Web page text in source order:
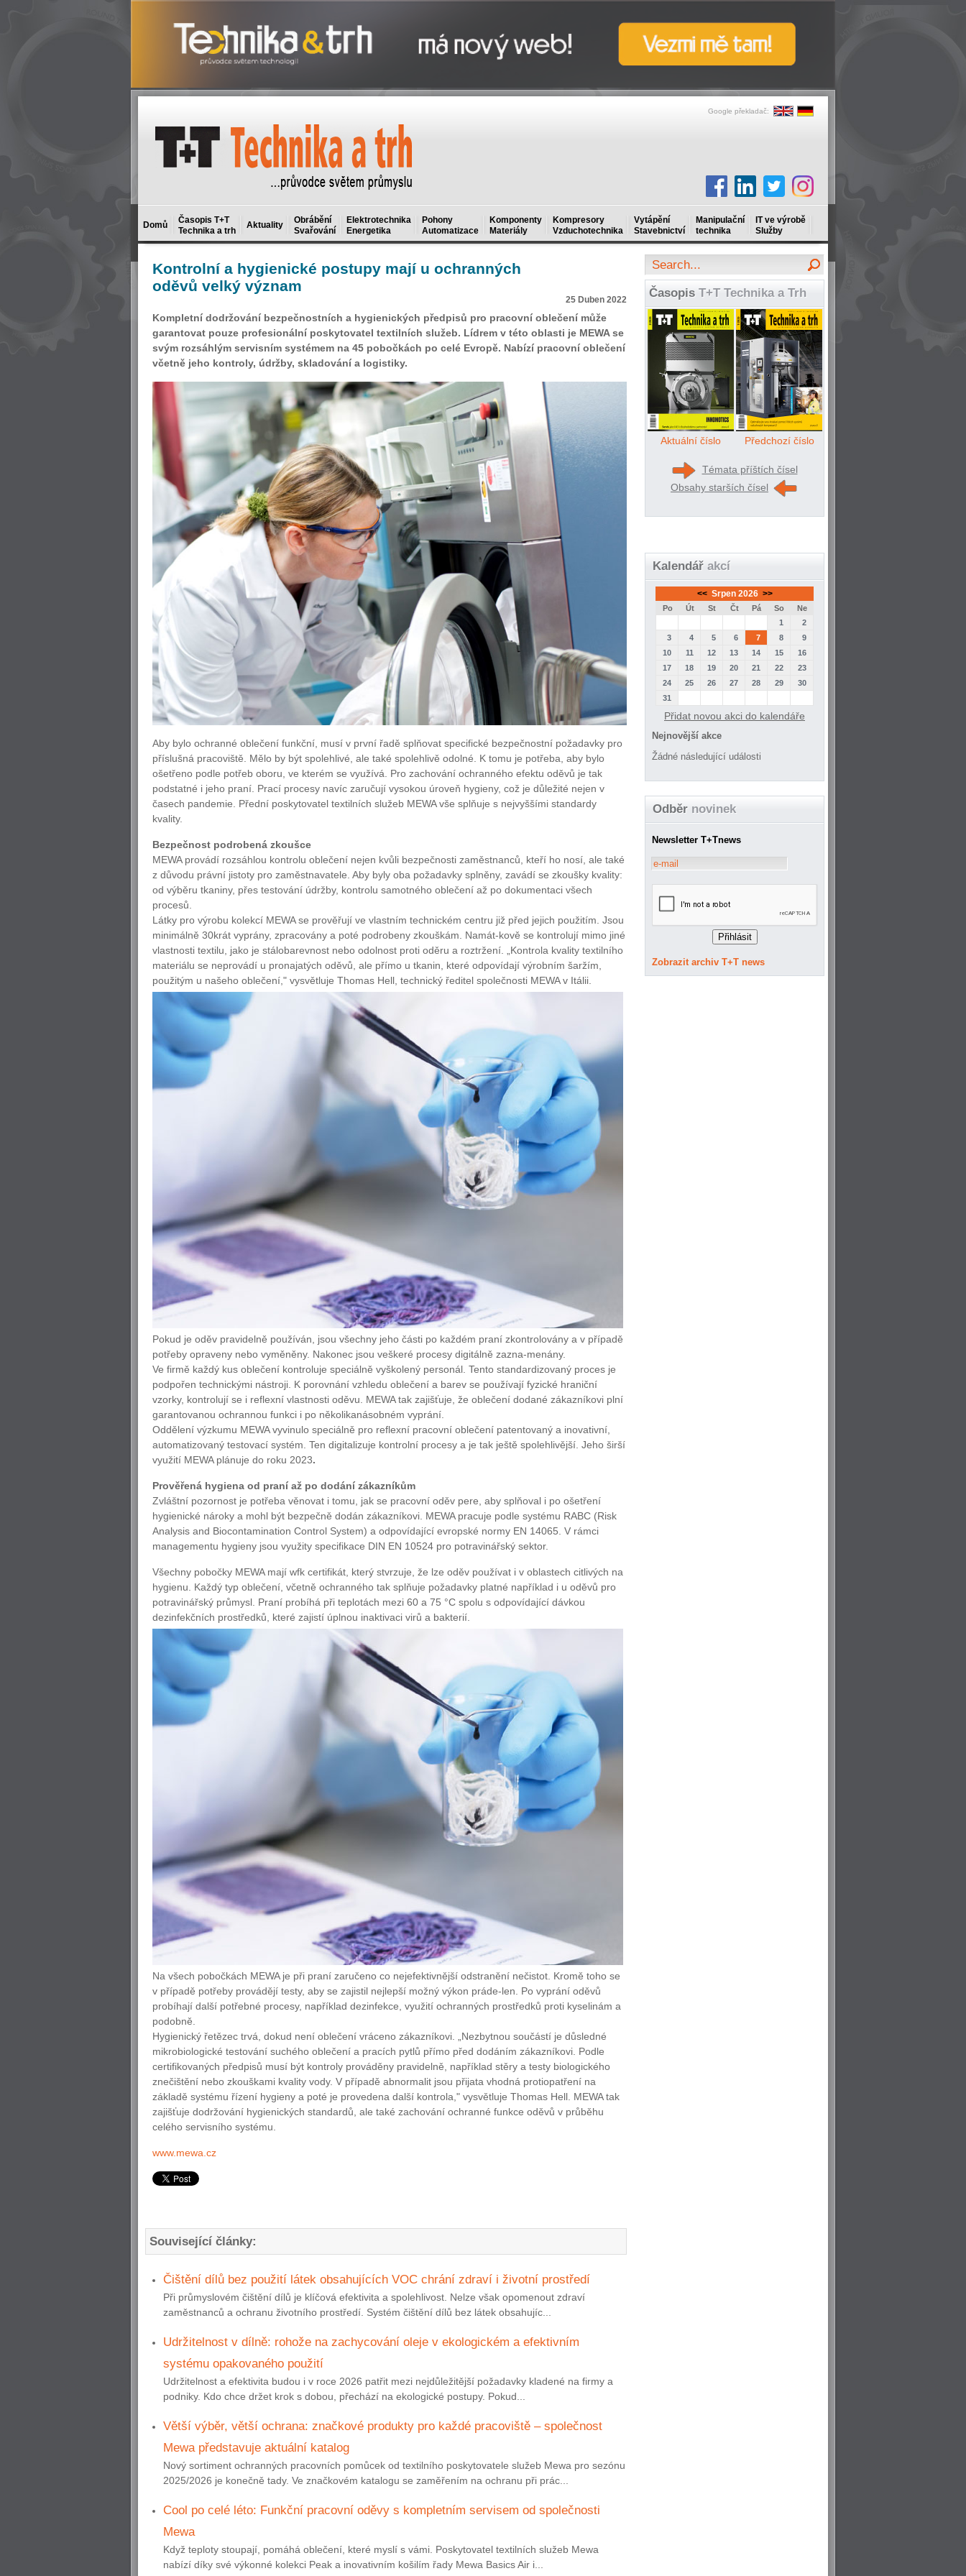
Google překladač:
Domů
Časopis T+T
Technika a trh
Aktuality
Obrábění
Svařování
Elektrotechnika
Energetika
Pohony
Automatizace
Komponenty
Materiály
Kompresory
Vzduchotechnika
Vytápění
Stavebnictví
Manipulační
technika
IT ve výrobě
Služby
Kontrolnía hygienické postupy mají u ochranných
oděvů velký význam
25 Duben 2022
Kompletní dodržování bezpečnostních a hygienických předpisů pro pracovní oblečení může
garantovat pouze profesionální poskytovatel textilních služeb. Lídrem v této oblasti je MEWA se
svým rozsáhlým servisním systémem na 45 pobočkách po celé Evropě. Nabízí pracovní oblečení
včetně jeho kontroly, údržby, skladování a logistiky.
Aby bylo ochranné oblečení funkční, musí v první řadě splňovat specifické bezpečnostní požadavky pro
příslušná pracoviště. Mělo by být spolehlivé, ale také spolehlivě odolné. K tomu je potřeba, aby bylo
ošetřeno podle potřeb oboru, ve kterém se využívá. Pro zachování ochranného efektu oděvů je tak
podstatné i jeho praní. Prací procesy navíc zaručují vysokou úroveň hygieny, což je důležité nejen v
časech pandemie. Přední poskytovatel textilních služeb MEWA vše splňuje s nejvyššími standardy
kvality.
Bezpečnost podrobená zkoušce
MEWA provádí rozsáhlou kontrolu oblečení nejen kvůli bezpečnosti zaměstnanců, kteří ho nosí, ale také
z důvodu právní jistoty pro zaměstnavatele. Aby byly oba požadavky splněny, zavádí se zkoušky kvality:
od výběru tkaniny, přes testování údržby, kontrolu samotného oblečení až po dokumentaci všech
procesů.
Látky pro výrobu kolekcí MEWA se prověřují ve vlastním technickém centru již před jejich použitím. Jsou
minimálně 30krát vyprány, zpracovány a poté podrobeny zkouškám. Namát-kově se kontrolují mimo jiné
vlastnosti textilu, jako je stálobarevnost nebo odolnost proti oděru a roztržení. „Kontrola kvality textilního
materiálu se neprovádí u pronajatých oděvů, ale přímo u tkanin, které odpovídají výrobním šaržím,
použitým u našeho oblečení," vysvětluje Thomas Hell, technický ředitel společnosti MEWA v Itálii.
Pokud je oděv pravidelně používán, jsou všechny jeho části po každém praní zkontrolovány a v případě
potřeby opraveny nebo vyměněny. Nakonec jsou veškeré procesy digitálně zazna-menány.
Ve firmě každý kus oblečení kontroluje speciálně vyškolený personál. Tento standardizovaný proces je
podpořen technickými nástroji. K porovnání vzhledu oblečení a barev se používají fyzické hraniční
vzorky, kontrolují se i reflexní vlastnosti oděvu. MEWA tak zajišťuje, že oblečení dodané zákazníkovi plní
garantovanou ochrannou funkci i po několikanásobném vyprání.
Oddělení výzkumu MEWA vyvinulo speciálně pro reflexní pracovní oblečení patentovaný a inovativní,
automatizovaný testovací systém. Ten digitalizuje kontrolní procesy a je tak ještě spolehlivější. Jeho širší
využití MEWA plánuje do roku 2023.
Prověřená hygiena od praní až po dodání zákazníkům
Zvláštní pozornost je potřeba věnovat i tomu, jak se pracovní oděv pere, aby splňoval i po ošetření
hygienické nároky a mohl být bezpečně dodán zákazníkovi. MEWA pracuje podle systému RABC (Risk
Analysis and Biocontamination Control System) a odpovídající evropské normy EN 14065. V rámci
managementu hygieny jsou využity specifikace DIN EN 10524 pro potravinářský sektor.
Všechny pobočky MEWA mají wfk certifikát, který stvrzuje, že lze oděv používat i v oblastech citlivých na
hygienu. Každý typ oblečení, včetně ochranného tak splňuje požadavky platné například i u oděvů pro
potravinářský průmysl. Praní probíhá při teplotách mezi 60 a 75 °C spolu s odpovídající dávkou
dezinfekčních prostředků, které zajistí úplnou inaktivaci virů a bakterií.
Na všech pobočkách MEWA je při praní zaručeno co nejefektivnější odstranění nečistot. Kromě toho se
v případě potřeby provádějí testy, aby se zajistil nejlepší možný výkon práde-len. Po vyprání oděvů
probíhají další potřebné procesy, například dezinfekce, využití ochranných prostředků proti kyselinám a
podobně.
Hygienický řetězec trvá, dokud není oblečení vráceno zákazníkovi. „Nezbytnou součástí je důsledné
mikrobiologické testování suchého oblečení a pracích pytlů přímo před dodáním zákazníkovi. Podle
certifikovaných předpisů musí být kontroly prováděny pravidelně, například stěry a testy biologického
znečištění nebo zkouškami kvality vody. V případě abnormalit jsou přijata vhodná protiopatření na
základě systému řízení hygieny a poté je provedena další kontrola," vysvětluje Thomas Hell. MEWA tak
zajišťuje dodržování hygienických standardů, ale také zachování ochranné funkce oděvů v průběhu
celého servisního systému.
www.mewa.cz
Související články:
Čištění dílů bez použití látek obsahujících VOC chrání zdraví i životní prostředí
Při průmyslovém čištění dílů je klíčová efektivita a spolehlivost. Nelze však opomenout zdraví
zaměstnanců a ochranu životního prostředí. Systém čištění dílů bez látek obsahujíc...
Udržitelnost v dílně: rohože na zachycování oleje v ekologickém a efektivním
systému opakovaného použití
Udržitelnost a efektivita budou i v roce 2026 patřit mezi nejdůležitější požadavky kladené na firmy a
podniky. Kdo chce držet krok s dobou, přechází na ekologické postupy. Pokud...
Větší výběr, větší ochrana: značkové produkty pro každé pracoviště – společnost
Mewa představuje aktuální katalog
Nový sortiment ochranných pracovních pomůcek od textilního poskytovatele služeb Mewa pro sezónu
2025/2026 je konečně tady. Ve značkovém katalogu se zaměřením na ochranu při prác...
Cool po celé léto: Funkční pracovní oděvy s kompletním servisem od společnosti
Mewa
Když teploty stoupají, pomáhá oblečení, které myslí s vámi. Poskytovatel textilních služeb Mewa
nabízí díky své výkonné kolekci Peak a inovativním košilím řady Mewa Basics Air i...
Časopis T+T Technika a Trh
Aktuální číslo Předchozí číslo
Témata příštích čísel
Obsahy starších čísel
Kalendář akcí
<< Srpen 2026 >>
Po Út St Čt Pá So
Ne
1
2
3
4 5 6 7 8
9
10
11 12 13 14 15
16
17
18 19 20 21 22
23
24
25 26 27 28 29
30
31
Přidat novou akci do kalendáře
Nejnovější akce
Žádné následující události
Odběr novinek
Newsletter T+Tnews
Zobrazit archiv T+T news